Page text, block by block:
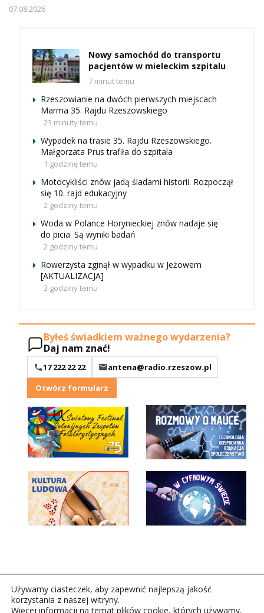
07.08.2026
Nowy samochód do transportu
pacjentów w mieleckim szpitalu
7 minut temu
Rzeszowianie na dwóch pierwszych miejscach
Marma 35. Rajdu Rzeszowskiego
23 minuty temu
Wypadek na trasie 35. Rajdu Rzeszowskiego.
Małgorzata Prus trafiła do szpitala
1 godzinę temu
Motocykliści znów jadą śladami historii. Rozpoczął
się 10. rajd edukacyjny
2 godziny temu
Woda w Polance Horynieckiej znów nadaje się
do picia. Są wyniki badań
2 godziny temu
Rowerzysta zginął w wypadku w Jeżowem
[AKTUALIZACJA]
3 godziny temu
Byłeś świadkiem ważnego wydarzenia?
Daj nam znać!
17 222 22 22
antena@radio.rzeszow.pl
Otwórz formularz
Używamy ciasteczek, aby zapewnić najlepszą jakość
korzystania z naszej witryny.
Więcej informacji na temat plików cookie, których używamy,